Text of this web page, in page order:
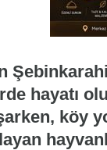
hayatı
köy